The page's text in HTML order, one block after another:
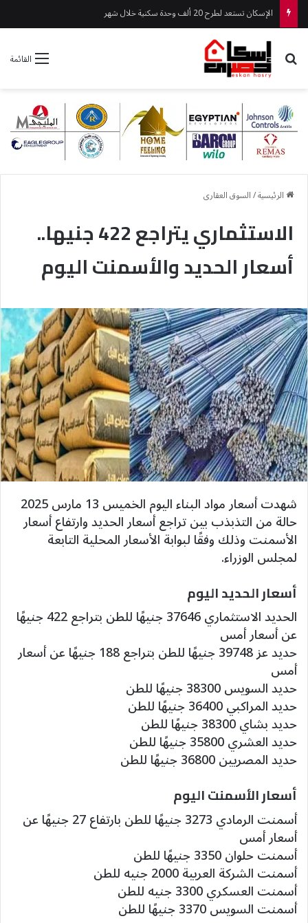
القائمة بحث عن
الرئيسية/السوق العقارى
الاستثماري يتراجع 422 جنيها..
أسعار الحديد والأسمنت اليوم
شهدت أسعار مواد البناء اليوم الخميس 13 مارس 2025
حالة من التذبذب بين تراجع أسعار الحديد وارتفاع أسعار
الأسمنت وذلك وفقًا لبوابة الأسعار المحلية التابعة
لمجلس الوزراء.
أسعار الحديد اليوم
الحديد الاستثماري 37646 جنيهًا للطن بتراجع 422 جنيهًا
عن أسعار أمس
حديد عز 39748 جنيهًا للطن بتراجع 188 جنيهًا عن أسعار
أمس
حديد السويس 38300 جنيهًا للطن
حديد المراكبي 36400 جنيهًا للطن
حديد بشاي 38300 جنيهًا للطن
حديد العشري 35800 جنيهًا للطن
حديد المصريين 36800 جنيهًا للطن
أسعار الأسمنت اليوم
أسمنت الرمادي 3273 جنيهًا للطن بارتفاع 27 جنيهًا عن
أسعار أمس
أسمنت حلوان 3350 جنيهًا للطن
أسمنت الشركة العربية 2000 جنيه للطن
أسمنت العسكري 3300 جنيه للطن
أسمنت السويس 3370 جنيهًا للطن